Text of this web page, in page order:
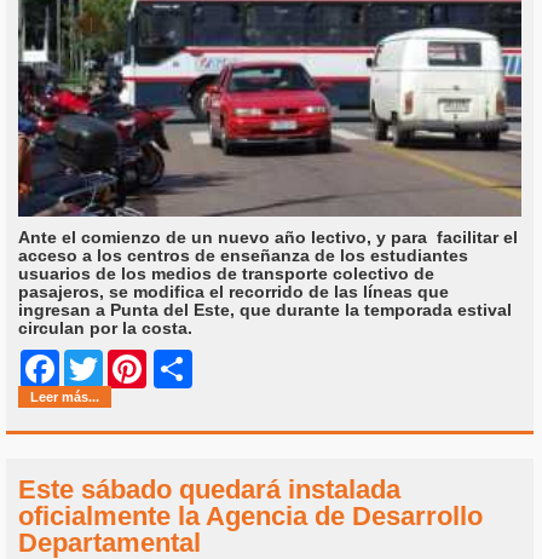
Ante el comienzo de un nuevo año lectivo, y para facilitar el
acceso a los centros de enseñanza de los estudiantes
usuarios de los medios de transporte colectivo de
pasajeros, se modifica el recorrido de las líneas que
ingresan a Punta del Este, que durante la temporada estival
circulan por la costa.
Facebook
Twitter Pinterest
Leer más...
Este sábado quedará instalada
oficialmente la Agencia de Desarrollo
Departamental